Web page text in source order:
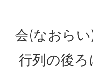
会(なおらい
行列の後